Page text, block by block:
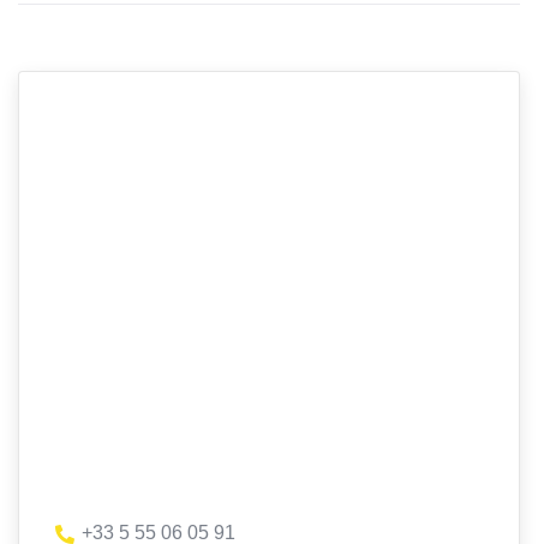
+33 5 55 06 05 91